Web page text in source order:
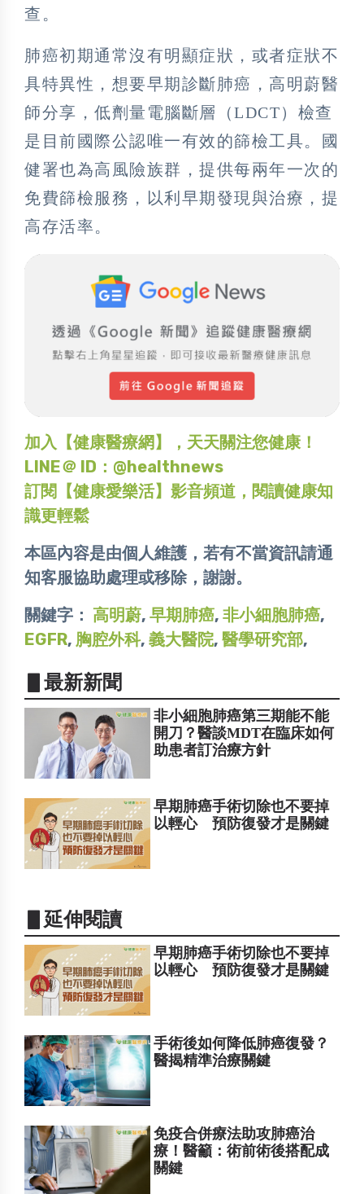
查。
肺癌初期通常沒有明顯症狀，或者症狀不
具特異性，想要早期診斷肺癌，高明蔚醫
師分享，低劑量電腦斷層（LDCT）檢查
是目前國際公認唯一有效的篩檢工具。國
健署也為高風險族群，提供每兩年一次的
免費篩檢服務，以利早期發現與治療，提
高存活率。
加入【健康醫療網】，天天關注您健康！
LINE＠ ID：@healthnews
訂閱【健康愛樂活】影音頻道，閱讀健康知
識更輕鬆
本區內容是由個人維護，若有不當資訊請通
知客服協助處理或移除，謝謝。
關鍵字： 高明蔚, 早期肺癌, 非小細胞肺癌,
EGFR, 胸腔外科, 義大醫院, 醫學研究部,
▋最新新聞
非小細胞肺癌第三期能不能
開刀？醫談MDT在臨床如何
助患者訂治療方針
早期肺癌手術切除也不要掉
以輕心 預防復發才是關鍵
▋延伸閱讀
早期肺癌手術切除也不要掉
以輕心 預防復發才是關鍵
手術後如何降低肺癌復發？
醫揭精準治療關鍵
免疫合併療法助攻肺癌治
療！醫籲：術前術後搭配成
關鍵